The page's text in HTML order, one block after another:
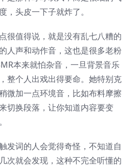
，头皮一下子就炸了。
很值得说，就是没有乱七八糟的
人声和动作音，这也是很多老粉
本来就怕杂音，一旦背景音乐
整个人出戏出得要命。她特别克
微加一点环境音，比如布料摩擦
切换段落，让你知道内容要变
发词的人会觉得奇怪，不知道自
次就会发现，这种不完全听懂的